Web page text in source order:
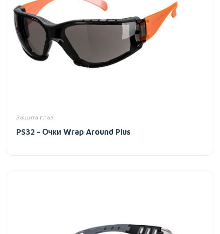
Защита глаз
PS32 - Очки Wrap Around Plus